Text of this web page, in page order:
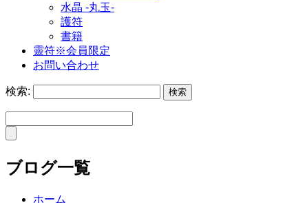
水晶 -丸玉-
護符
書籍
靈符※会員限定
お問い合わせ
検索:
ブログ一覧
ホーム